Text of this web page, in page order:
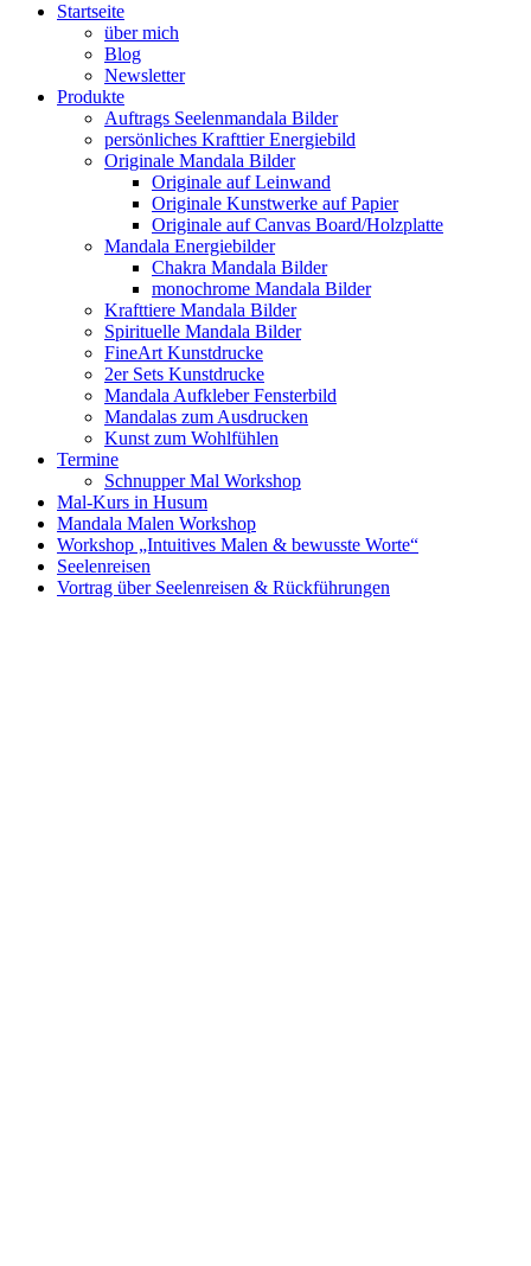
Startseite
über mich
Blog
Newsletter
Produkte
Auftrags Seelenmandala Bilder
persönliches Krafttier Energiebild
Originale Mandala Bilder
Originale auf Leinwand
Originale Kunstwerke auf Papier
Originale auf Canvas Board/Holzplatte
Mandala Energiebilder
Chakra Mandala Bilder
monochrome Mandala Bilder
Krafttiere Mandala Bilder
Spirituelle Mandala Bilder
FineArt Kunstdrucke
2er Sets Kunstdrucke
Mandala Aufkleber Fensterbild
Mandalas zum Ausdrucken
Kunst zum Wohlfühlen
Termine
Schnupper Mal Workshop
Mal-Kurs in Husum
Mandala Malen Workshop
Workshop „Intuitives Malen & bewusste Worte“
Seelenreisen
Vortrag über Seelenreisen & Rückführungen